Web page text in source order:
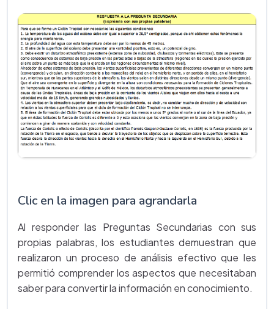
Clic en la imagen para agrandarla
Al responder las Preguntas Secundarias con sus
propias palabras, los estudiantes demuestran que
realizaron un proceso de análisis efectivo que les
permitió comprender los aspectos que necesitaban
saber para convertir la información en conocimiento.